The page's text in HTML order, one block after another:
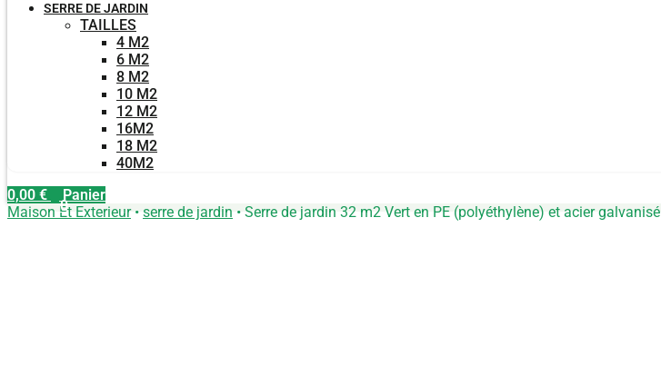
SERRE DE JARDIN
TAILLES
4 M2
6 M2
8 M2
10 M2
12 M2
16M2
18 M2
40M2
0,00 €
0
Panier
Maison Et Exterieur• serre de jardin • Serre de jardin 32 m2 Vert en PE (polyéthylène) et acier galvanisé